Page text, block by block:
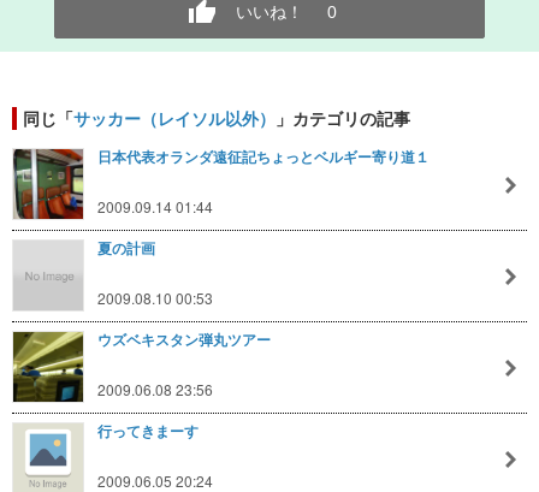
いいね！ 0
同じ「サッカー（レイソル以外） 」カテゴリの記事
日本代表オランダ遠征記ちょっとベルギー寄り道１
2009.09.14 01:44
夏の計画
2009.08.10 00:53
ウズベキスタン弾丸ツアー
2009.06.08 23:56
行ってきまーす
2009.06.05 20:24